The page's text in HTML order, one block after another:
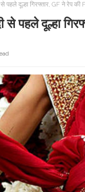
दूल्हा गिरफ्तार, GF ने रेप की
पहले दूल्हा